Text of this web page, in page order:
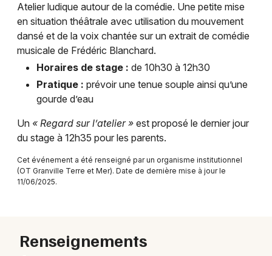
Soirées
Sorties famille
Expos
Danse dans la Manche
Danse en Basse-Normandie
Strasbourg
Toulouse
Toutes les villes
Atelier ludique autour de la comédie. Une petite mise
en situation théâtrale avec utilisation du mouvement
dansé et de la voix chantée sur un extrait de comédie
musicale de Frédéric Blanchard.
Horaires de stage : de 10h30 à 12h30
Pratique : prévoir une tenue souple ainsi qu’une
gourde d’eau
Un « Regard sur l’atelier » est proposé le dernier jour
du stage à 12h35 pour les parents.
Cet événement a été renseigné par un organisme institutionnel
(OT Granville Terre et Mer). Date de dernière mise à jour le
11/06/2025.
Renseignements